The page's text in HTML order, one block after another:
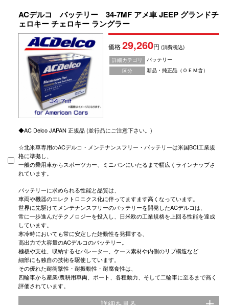
ACデルコ バッテリー 34-7MF アメ車 JEEP グランドチ
ェロキー チェロキー ラングラー
価格29,260円(消費税込)
詳細カテゴリ
バッテリー
区分
新品・純正品（ＯＥＭ含）
◆AC Delco JAPAN 正規品 (並行品にご注意下さい。)
☆北米車専用のACデルコ・メンテナンスフリー・バッテリーは米国BCI工業規
格に準拠し、
一般の乗用車からスポーツカー、ミニバンにいたるまで幅広くラインナップさ
れています。
バッテリーに求められる性能と品質は、
車両や機器のエレクトロニクス化に伴ってますます高くなっています。
世界に先駆けてメンテナンスフリーのバッテリーを開発したACデルコは、
常に一歩進んだテクノロジーを投入し、日米欧の工業規格を上回る性能を達成
しています。
寒冷時においても常に安定した始動性を発揮する、
高出力で大容量のACデルコのバッテリー。
極板や支柱、収納するセパレーター、ケース素材や内側のリブ構造など
細部にも独自の技術を駆使しています。
その優れた耐衝撃性・耐振動性・耐腐食性は、
四輪車から産業/農耕用車両、ポート、各種動力、そして二輪車に至るまで高く
評価されています。